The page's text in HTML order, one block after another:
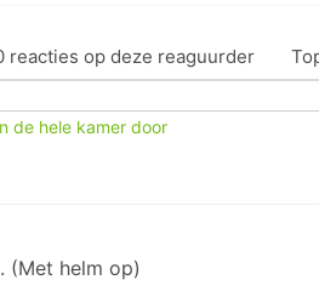
reacties op deze reaguurder
de hele kamer door
(Met helm op)